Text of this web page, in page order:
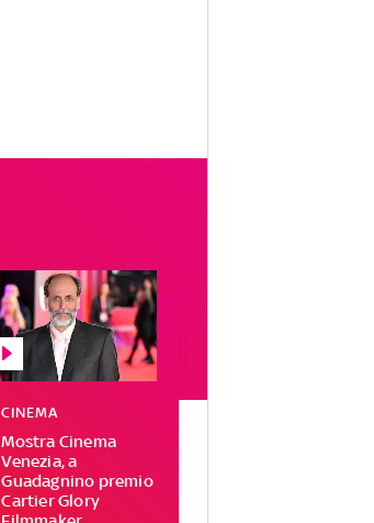
Mostra Cinema
Venezia, a
Guadagnino premio
Cartier Glory
CINEMA